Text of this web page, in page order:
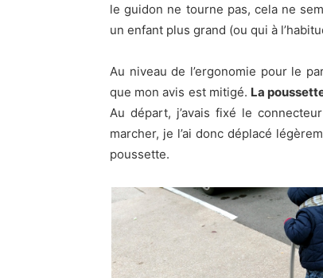
le guidon ne tourne pas, cela ne
un enfant plus grand (ou qui à
Au niveau de l’ergonomie pour le
que mon avis est mitigé. La
Au départ, j’avais fixé le
marcher, je l’ai donc déplacé
poussette.